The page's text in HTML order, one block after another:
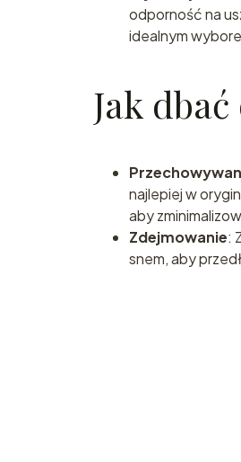
odporność na
idealnym
Jak
najlepiej w
aby
Zdejmowanie:
snem, aby